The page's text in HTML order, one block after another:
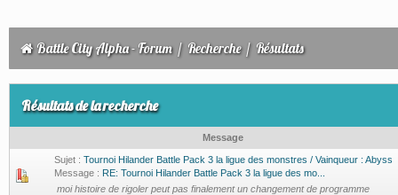
Battle City Alpha - Forum/ Recherche / Résultats
Résultats de la recherche
Message
Sujet : Tournoi Hilander Battle Pack 3 la ligue des monstres / Vainqueur : Abyss
Message : RE: Tournoi Hilander Battle Pack 3 la ligue des mo...
moi histoire de rigoler peut pas finalement un changement de programme